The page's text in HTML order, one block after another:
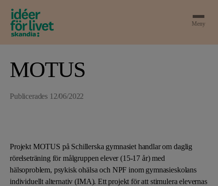
Meny
MOTUS
Publicerades 12/06/2022
Projekt MOTUS på Schillerska gymnasiet handlar om daglig
rörelseträning för målgruppen elever (15-17 år) med
hälsoproblem, psykisk ohälsa och NPF inom gymnasieskolans
individuellt alternativ (IMA). Ett projekt för att stimulera elevernas